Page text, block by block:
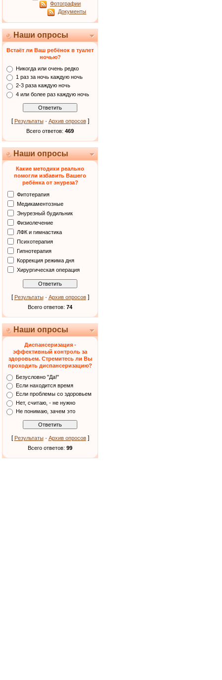
Фотографии
Документы
Наши опросы
Встаёт ли Ваш ребёнок в туалет
ночью?
Никогда или очень редко
1 раз за ночь каждую ночь
2-3 раза каждую ночь
4 или более раз каждую ночь
[ Результаты· Архив опросов]
Всего ответов: 469
Наши опросы
Какие методики реально
помогли избавить Вашего
ребёнка от энуреза?
Фитотерапия
Медикаментозные
Энурезный будильник
Физиолечение
ЛФК и гимнастика
Психотерапия
Гипнотерапия
Коррекция режима дня
Хирургическая операция
[ Результаты· Архив опросов]
Всего ответов: 74
Наши опросы
Диспансеризация -
эффективный контроль за
здоровьем. Стремитесь ли Вы
проходить диспансеризацию?
Безусловно "Да!"
Если находится время
Если проблемы со здоровьем
Нет, считаю, - не нужно
Не понимаю, зачем это
[ Результаты· Архив опросов]
Всего ответов: 99